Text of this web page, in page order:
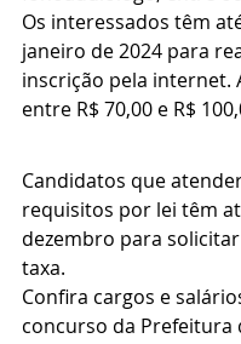
Os interessados têm
janeiro de 2024 para
inscrição pela internet.
entre R$ 70,00 e R$
Candidatos que
requisitos por lei têm
dezembro para
taxa.
Confira cargos e
concurso da Prefeitura